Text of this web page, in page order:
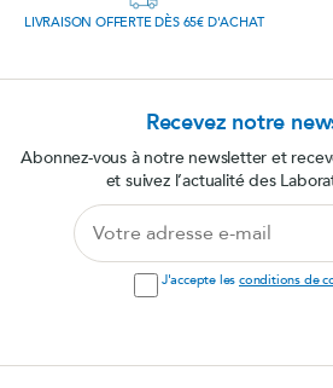
LIVRAISON OFFERTE DÈS 65€ D'ACHAT
Recevez notre
Abonnez-vous à notre newsletter et
et suivez l’actualité des
adresse
e-
J'accepte les conditions de